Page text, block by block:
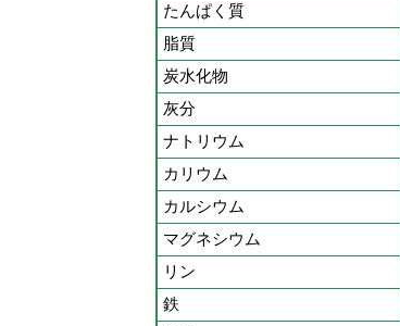
たんぱく質
脂質
炭水化物
灰分
ナトリウム
カリウム
カルシウム
マグネシウム
リン
鉄